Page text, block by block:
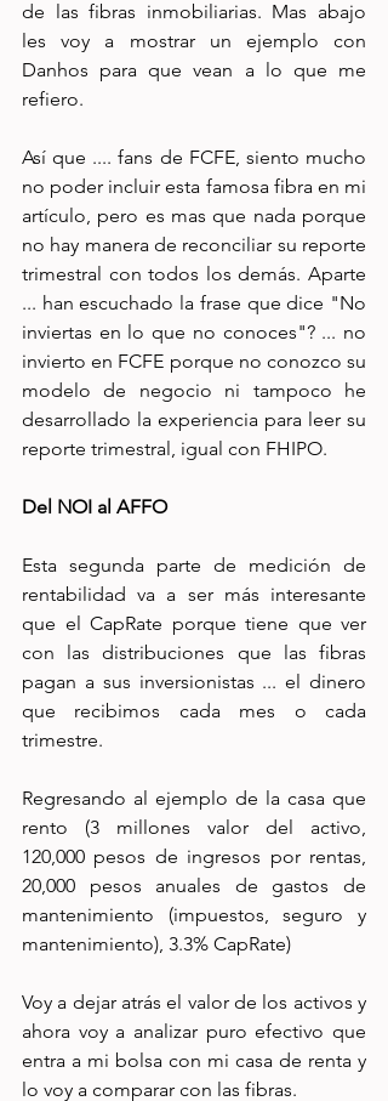
de las fibras inmobiliarias. Mas abajo
les voy a mostrar un ejemplo con
Danhos para que vean a lo que me
refiero.
Así que .... fans de FCFE, siento mucho
no poder incluir esta famosa fibra en mi
artículo, pero es mas que nada porque
no hay manera de reconciliar su reporte
trimestral con todos los demás. Aparte
... han escuchado la frase que dice "No
inviertas en lo que no conoces"? ... no
invierto en FCFE porque no conozco su
modelo de negocio ni tampoco he
desarrollado la experiencia para leer su
reporte trimestral, igual con FHIPO.
Del NOI al AFFO
Esta segunda parte de medición de
rentabilidad va a ser más interesante
que el CapRate porque tiene que ver
con las distribuciones que las fibras
pagan a sus inversionistas ... el dinero
que recibimos cada mes o cada
trimestre.
Regresando al ejemplo de la casa que
rento (3 millones valor del activo,
120,000 pesos de ingresos por rentas,
20,000 pesos anuales de gastos de
mantenimiento (impuestos, seguro y
mantenimiento), 3.3% CapRate)
Voy a dejar atrás el valor de los activos y
ahora voy a analizar puro efectivo que
entra a mi bolsa con mi casa de renta y
lo voy a comparar con las fibras.